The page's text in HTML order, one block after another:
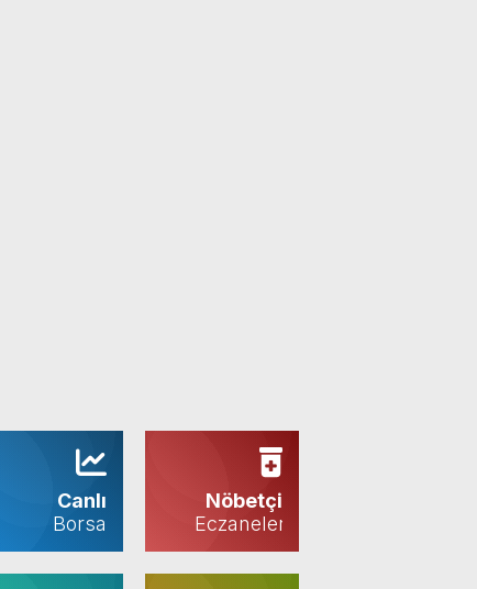
Canlı
Borsa
Nöbetçi
Eczaneler